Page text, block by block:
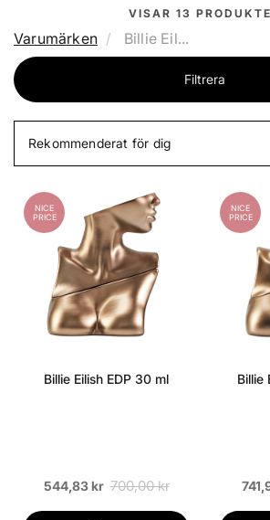
VISAR 13
Varumärken Billie Eil...
Filtrera
Rekommenderat för dig
NICE
PRICE
Billie Eilish EDP 30 ml
544,83 kr 700,00 kr
NICE
PRICE
Billie